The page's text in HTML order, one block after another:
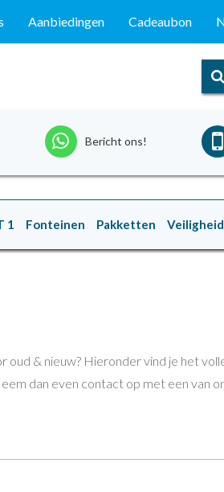
Aanbiedingen Cadeaubon
Bericht ons!
1 Fonteinen Pakketten Veiligheid
oud & nieuw? Hieronder vind je het
dan even contact op met een van